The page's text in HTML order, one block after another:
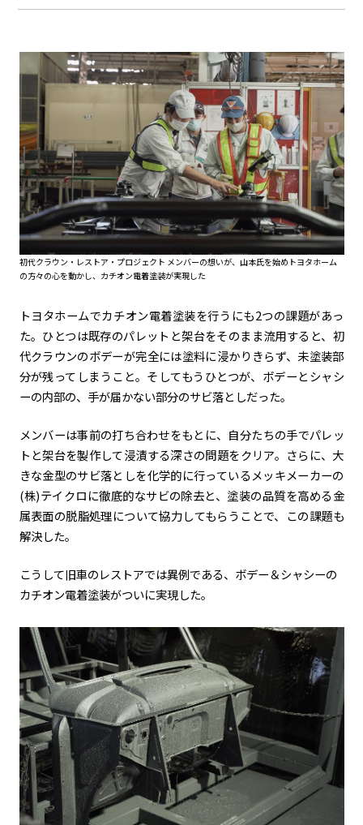
初代クラウン・レストア・プロジェクト メンバーの想いが、山本氏を始めトヨタホーム
の方々の心を動かし、カチオン電着塗装が実現した
トヨタホームでカチオン電着塗装を行うにも2つの課題があっ
た。ひとつは既存のパレットと架台をそのまま流用すると、初
代クラウンのボデーが完全には塗料に浸かりきらず、未塗装部
分が残ってしまうこと。そしてもうひとつが、ボデーとシャシ
ーの内部の、手が届かない部分のサビ落としだった。
メンバーは事前の打ち合わせをもとに、自分たちの手でパレッ
トと架台を製作して浸漬する深さの問題をクリア。さらに、大
きな金型のサビ落としを化学的に行っているメッキメーカーの
(株)テイクロに徹底的なサビの除去と、塗装の品質を高める金
属表面の脱脂処理について協力してもらうことで、この課題も
解決した。
こうして旧車のレストアでは異例である、ボデー＆シャシーの
カチオン電着塗装がついに実現した。